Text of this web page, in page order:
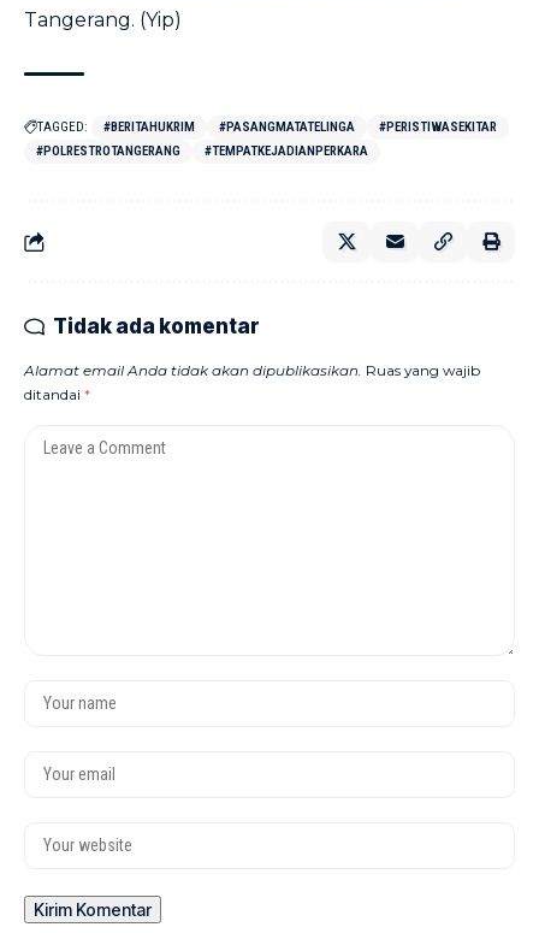
Tangerang. (Yip)
TAGGED: #BERITAHUKRIM #PASANGMATATELINGA
#PERISTIWASEKITAR
#POLRESTROTANGERANG
#TEMPATKEJADIANPERKARA
Tidak ada komentar
Alamat email Anda tidak akan dipublikasikan. Ruas yang wajib
ditandai *